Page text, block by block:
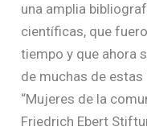
una amplia
científicas, que
tiempo y que ahora
de muchas de
“Mujeres de la
Friedrich Ebert